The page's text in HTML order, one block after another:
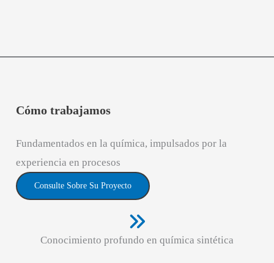
Cómo trabajamos
Fundamentados en la química, impulsados por la
experiencia en procesos
Consulte Sobre Su Proyecto
Conocimiento profundo en química sintética